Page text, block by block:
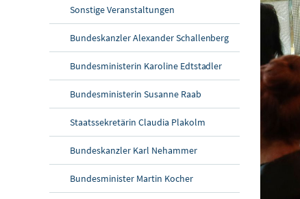
Sonstige Veranstaltungen
Bundeskanzler Alexander Schallenberg
Bundesministerin Karoline Edtstadler
Bundesministerin Susanne Raab
Staatssekretärin Claudia Plakolm
Bundeskanzler Karl Nehammer
Bundesminister Martin Kocher